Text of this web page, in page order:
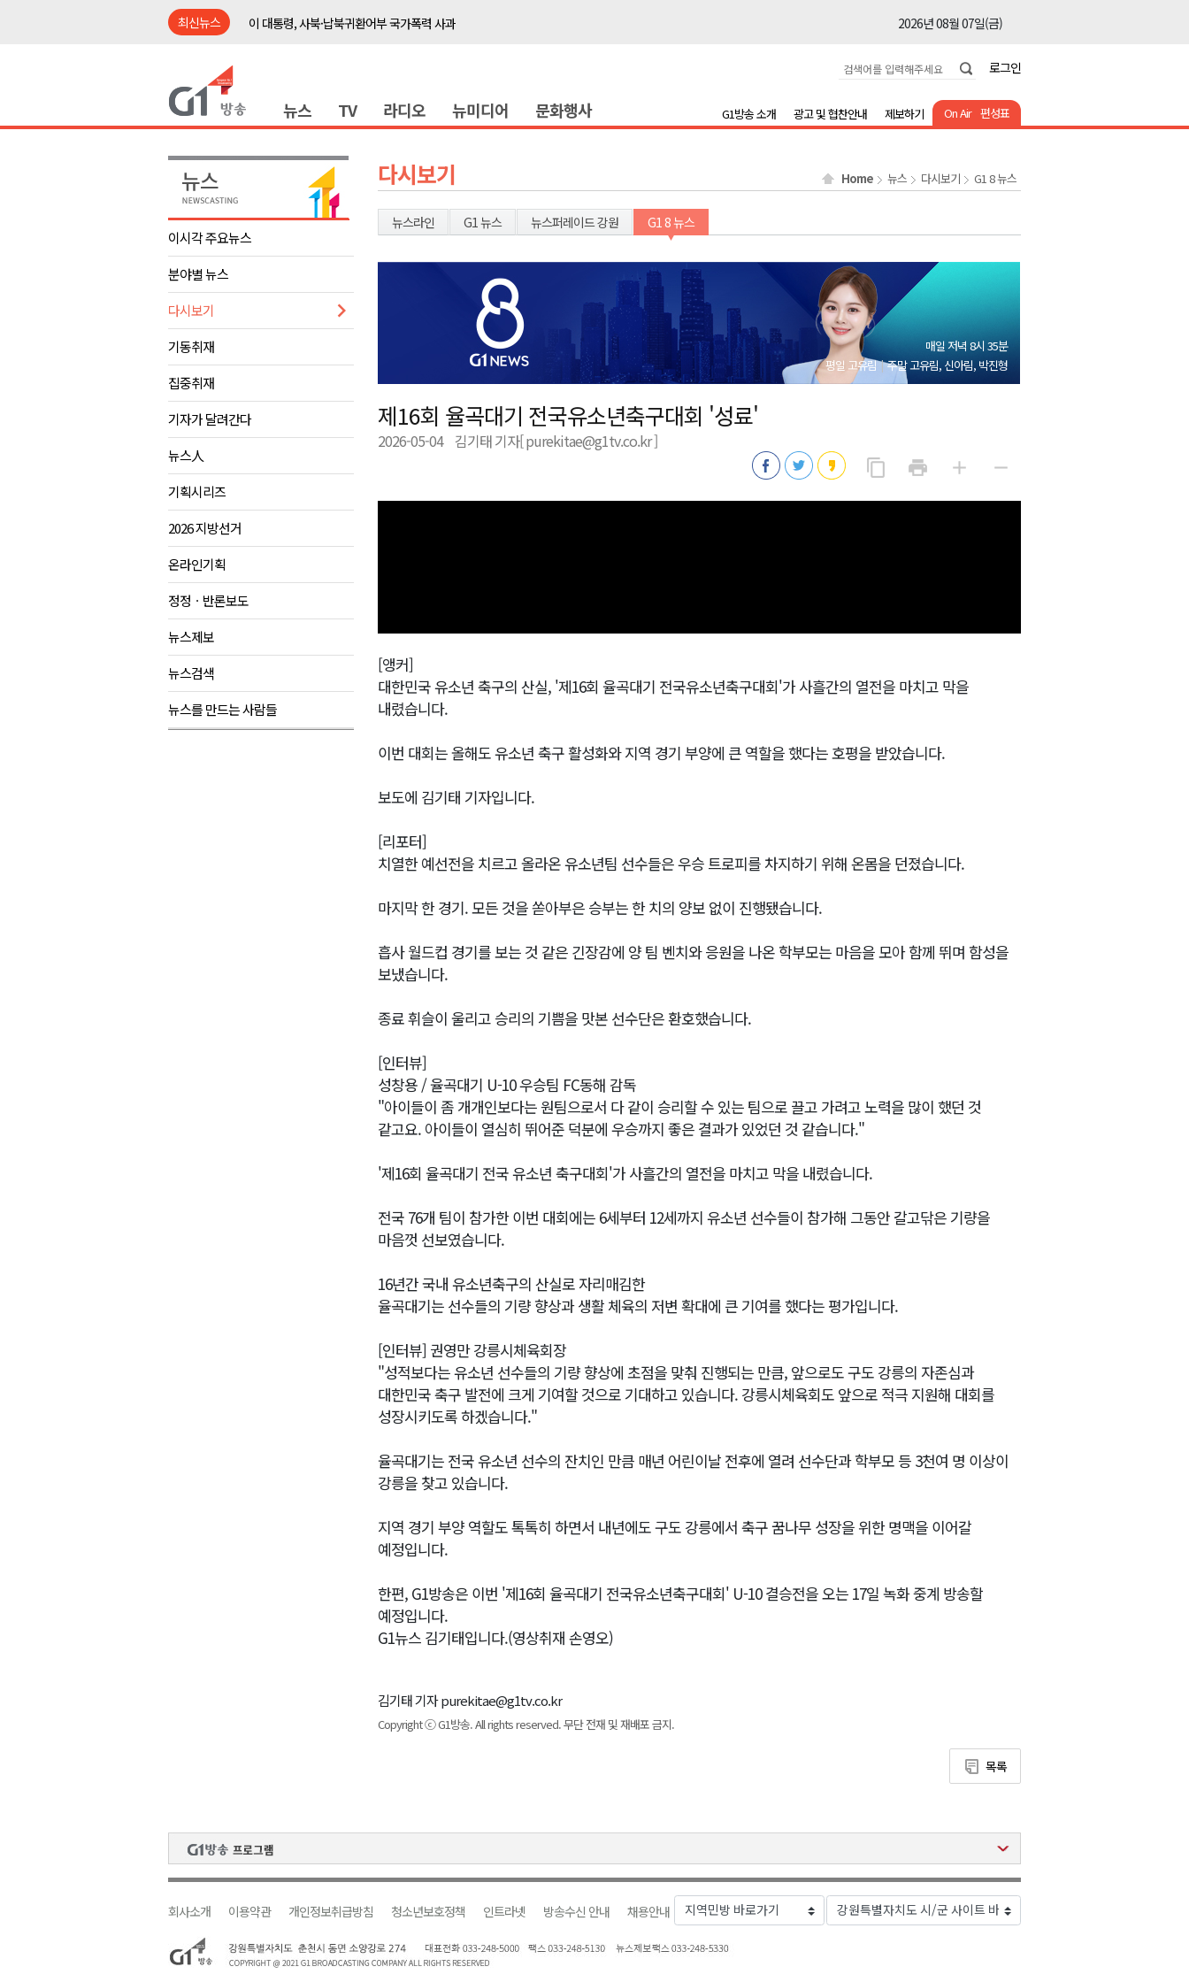
최신뉴스
이 대통령, 사북·납북귀환어부 국가폭력 사과
2026년 08월 07일(금)
2026년 08월 07일(금)
이광재 국회 예결위원장, 강릉시 초청 특별 강연
2026년 08월 07일(금)
육동한 시장, 국제스케이트장 춘천 유치 건의
영월군, 국·도비 확보 보고회 개최
2026년 08월 07일(금)
삼척 공공산후조리원 이전 시급
2026년 08월 07일(금)
이 대통령, 사북·납북귀환어부 국가폭력 사과
2026년 08월 07일(금)
여름축제 더위와 전쟁..물놀이 접목
2026년 08월 07일(금)
강원도, 최휘영 문체부장관과 정책간담회
2026년 08월 07일(금)
검찰청 폐지..해결 과제 산적
육동한 시장, 국제스케이트장 춘천 유치 건의
영월군, 국·도비 확보 보고회 개최
2026년 08월 07일(금)
삼척 공공산후조리원 이전 시급
2026년 08월 07일(금)
로그인
뉴스 TV 라디오 뉴미디어 문화행사 On Air 편성표
G1방송 소개 광고 및 협찬안내 제보하기
이시각 주요뉴스
분야별 뉴스
다시보기
기동취재
집중취재
기자가 달려간다
뉴스人
기획시리즈
2026 지방선거
온라인기획
정정ㆍ반론보도
뉴스제보
뉴스검색
뉴스를 만드는 사람들
다시보기 Home 뉴스 다시보기 G1 8 뉴스
뉴스라인 G1 뉴스 뉴스퍼레이드 강원 G1 8 뉴스
매일 저녁 8시 35분
평일 고유림
주말 고유림, 신아림, 박진형
제16회 율곡대기 전국유소년축구대회 '성료'
2026-05-04 김기태 기자[ purekitae@g1tv.co.kr ]
content_copy
사
print add
게
remove
게
[앵커]
대한민국 유소년 축구의 산실, '제16회 율곡대기 전국유소년축구대회'가 사흘간의 열전을 마치고 막을
내렸습니다.
이번 대회는 올해도 유소년 축구 활성화와 지역 경기 부양에 큰 역할을 했다는 호평을 받았습니다.
보도에 김기태 기자입니다.
[리포터]
치열한 예선전을 치르고 올라온 유소년팀 선수들은 우승 트로피를 차지하기 위해 온몸을 던졌습니다.
마지막 한 경기. 모든 것을 쏟아부은 승부는 한 치의 양보 없이 진행됐습니다.
흡사 월드컵 경기를 보는 것 같은 긴장감에 양 팀 벤치와 응원을 나온 학부모는 마음을 모아 함께 뛰며 함성을
보냈습니다.
종료 휘슬이 울리고 승리의 기쁨을 맛본 선수단은 환호했습니다.
[인터뷰]
성창용 / 율곡대기 U-10 우승팀 FC동해 감독
"아이들이 좀 개개인보다는 원팀으로서 다 같이 승리할 수 있는 팀으로 끌고 가려고 노력을 많이 했던 것
같고요. 아이들이 열심히 뛰어준 덕분에 우승까지 좋은 결과가 있었던 것 같습니다."
'제16회 율곡대기 전국 유소년 축구대회'가 사흘간의 열전을 마치고 막을 내렸습니다.
전국 76개 팀이 참가한 이번 대회에는 6세부터 12세까지 유소년 선수들이 참가해 그동안 갈고닦은 기량을
마음껏 선보였습니다.
16년간 국내 유소년축구의 산실로 자리매김한
율곡대기는 선수들의 기량 향상과 생활 체육의 저변 확대에 큰 기여를 했다는 평가입니다.
[인터뷰] 권영만 강릉시체육회장
"성적보다는 유소년 선수들의 기량 향상에 초점을 맞춰 진행되는 만큼, 앞으로도 구도 강릉의 자존심과
대한민국 축구 발전에 크게 기여할 것으로 기대하고 있습니다. 강릉시체육회도 앞으로 적극 지원해 대회를
성장시키도록 하겠습니다."
율곡대기는 전국 유소년 선수의 잔치인 만큼 매년 어린이날 전후에 열려 선수단과 학부모 등 3천여 명 이상이
강릉을 찾고 있습니다.
지역 경기 부양 역할도 톡톡히 하면서 내년에도 구도 강릉에서 축구 꿈나무 성장을 위한 명맥을 이어갈
예정입니다.
한편, G1방송은 이번 '제16회 율곡대기 전국유소년축구대회' U-10 결승전을 오는 17일 녹화 중계 방송할
예정입니다.
G1뉴스 김기태입니다.(영상취재 손영오)
김기태 기자 purekitae@g1tv.co.kr
Copyright ⓒ G1방송. All rights reserved. 무단 전재 및 재배포 금지.
목록
회사소개 이용약관 개인정보취급방침 청소년보호정책 인트라넷 방송수신 안내 채용안내